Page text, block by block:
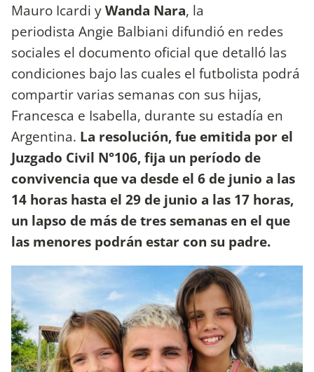
Mauro Icardi yWanda Nara, la
periodista Angie Balbiani difundió en redes
sociales el documento oficial que detalló las
condiciones bajo las cuales el futbolista podrá
compartir varias semanas con sus hijas,
Francesca e Isabella, durante su estadía en
Argentina. La resolución, fue emitida por el
Juzgado Civil N°106, fija un período de
convivencia que va desde el 6 de junio a las
14 horas hasta el 29 de junio a las 17 horas,
un lapso de más de tres semanas en el que
las menores podrán estar con su padre.